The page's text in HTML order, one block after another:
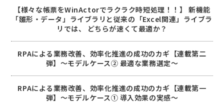
【様々な帳票をWinActorでラクラク時短処理！！】 新機能
「雛形・データ」ライブラリと従来の「Excel関連」ライブラ
リでは、 どちらが速くて最適か？
RPAによる業務改善、効率化推進の成功のカギ【連載第二
弾】～モデルケース② 最適な業務選定～
RPAによる業務改善、効率化推進の成功のカギ【連載第一
弾】～モデルケース① 導入効果の実感～